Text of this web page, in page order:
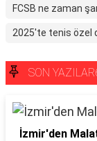
FCSB ne zaman
2025'te tenis özel
SON
İzmir'den